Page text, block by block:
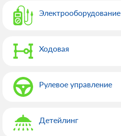
Электрооборудованиe
Ходовая
Рулевое управление
Детейлинг